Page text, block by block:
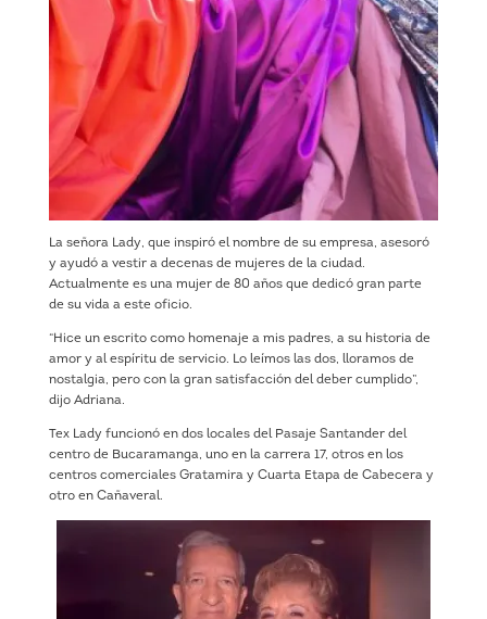
La señora Lady, que inspiró el nombre de su empresa, asesoró
y ayudó a vestir a decenas de mujeres de la ciudad.
Actualmente es una mujer de 80 años que dedicó gran parte
de su vida a este oficio.
“Hice un escrito como homenaje a mis padres, a su historia de
amor y al espíritu de servicio. Lo leímos las dos, lloramos de
nostalgia, pero con la gran satisfacción del deber cumplido”,
dijo Adriana.
Tex Lady funcionó en dos locales del Pasaje Santander del
centro de Bucaramanga, uno en la carrera 17, otros en los
centros comerciales Gratamira y Cuarta Etapa de Cabecera y
otro en Cañaveral.